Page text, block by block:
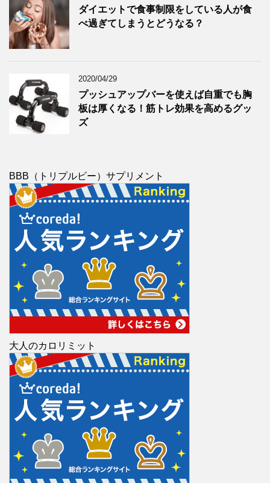
ダイエットで食事制限をしている人が食
べ過ぎてしまうとどうなる？
2020/04/29
プッシュアップバーを使えば自重でも胸
板は厚くなる！筋トレ効果を高めるグッ
ズ
BBB（トリプルビー）サプリメント
大人のカロリミット